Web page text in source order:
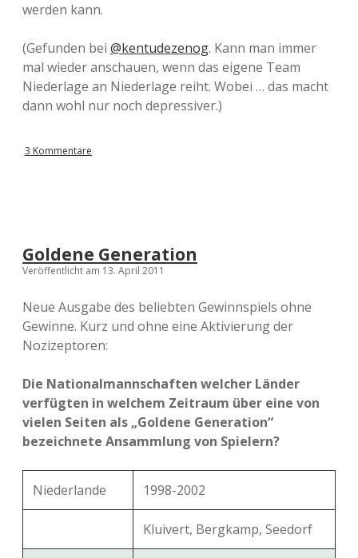
werden kann.
(Gefunden bei @kentudezenog. Kann man immer
mal wieder anschauen, wenn das eigene Team
Niederlage an Niederlage reiht. Wobei … das macht
dann wohl nur noch depressiver.)
3 Kommentare
Goldene Generation
Veröffentlicht am 13. April 2011
Neue Ausgabe des beliebten Gewinnspiels ohne
Gewinne. Kurz und ohne eine Aktivierung der
Nozizeptoren:
Die Nationalmannschaften welcher Länder
verfügten in welchem Zeitraum über eine von
vielen Seiten als „Goldene Generation“
bezeichnete Ansammlung von Spielern?
Niederlande 1998-2002
Kluivert, Bergkamp, Seedorf